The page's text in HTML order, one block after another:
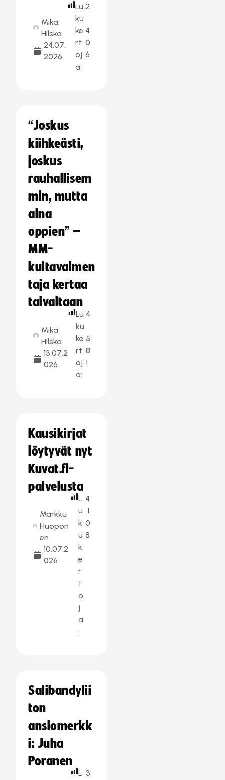
Mika
Hilska
24.07.
2026
Lu
ku
ke
rt
oj
a:
2
4
0
6
“Joskus
kiihkeästi,
joskus
rauhallisem
min, mutta
aina
oppien” –
MM-
kultavalmen
taja kertaa
taivaltaan
Mika
Hilska
13.07.2
026
Lu
ku
ke
rt
oj
a:
4
5
8
1
Kausikirjat
löytyvät nyt
Kuvat.fi-
palvelusta
Markku
Huopon
en
10.07.2
026
L
u
k
u
k
e
r
t
o
j
a
:
4
1
0
8
Salibandylii
ton
ansiomerkk
i: Juha
Poranen
L 3